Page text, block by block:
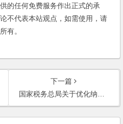
的任何免费服务作出正式的承
不代表本站观点，如需使用，请
有。
下一篇
国家税务总局关于优化纳税缴费服务配合做好新型冠状病毒感染肺炎疫情防控工作的通知